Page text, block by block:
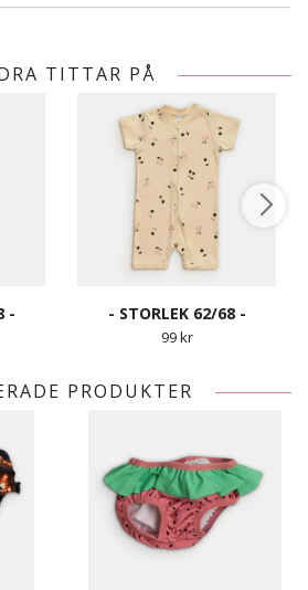
TITTAR PÅ
- - STORLEK 62/68 -
99 kr
PRODUKTER